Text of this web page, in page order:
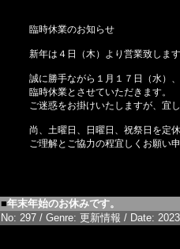
臨時休業のお知らせ
新年は４日（木）より営業致します
誠に勝手ながら１月１７日（水）
臨時休業とさせていただきます。
ご迷惑をお掛けいたしますが、宜
尚、土曜日、日曜日、祝祭日を定
ご理解とご協力の程宜しくお願い申
■年末年始のお休みです。
No: 297 / Genre: 更新情報 / Date: